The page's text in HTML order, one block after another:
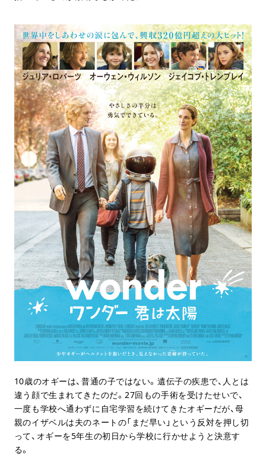
10歳のオギーは、普通の子ではない。遺伝子の疾患で、人とは
違う顔で生まれてきたのだ。27回もの手術を受けたせいで、
一度も学校へ通わずに自宅学習を続けてきたオギーだが、母
親のイザベルは夫のネートの「まだ早い」という反対を押し切
って、オギーを5年生の初日から学校に行かせようと決意す
る。